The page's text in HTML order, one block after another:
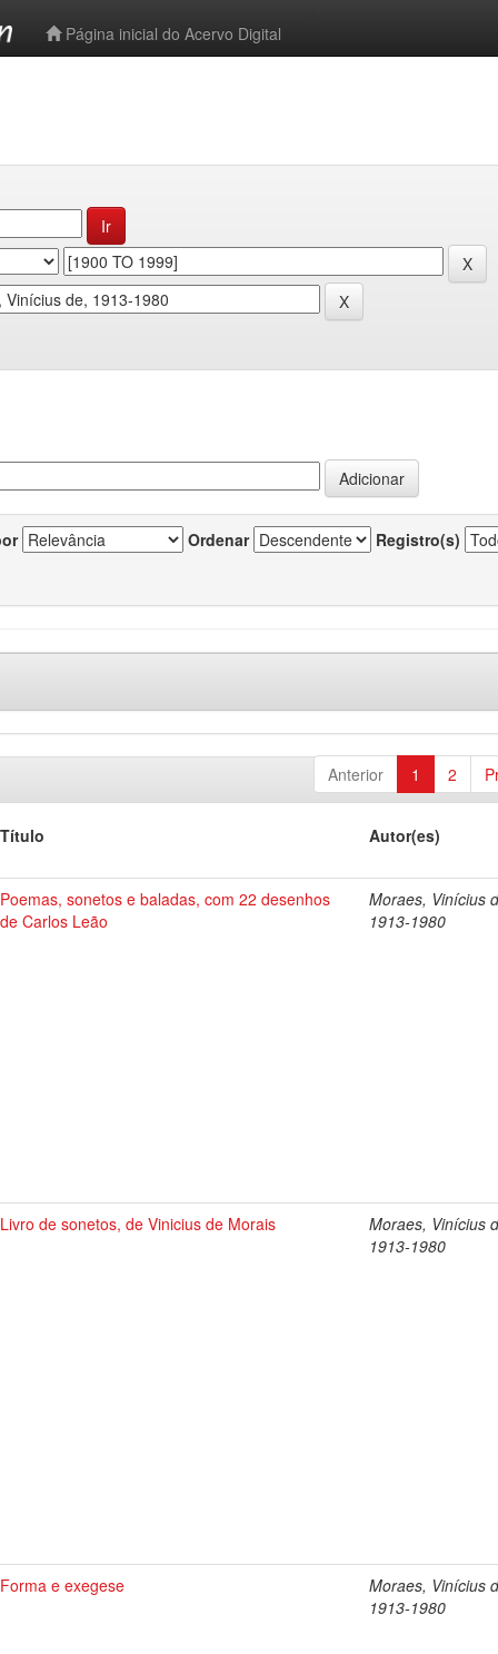
Página inicial do Acervo Digital
Ordenar Registro(s)
Anterior 1 2
Título Autor(es)
Poemas, sonetos e baladas, com 22 desenhos
de Carlos Leão
Moraes, Vinícius
1913-1980
Livro de sonetos, de Vinicius de Morais
Moraes, Vinícius
1913-1980
Forma e exegese
Moraes, Vinícius
1913-1980